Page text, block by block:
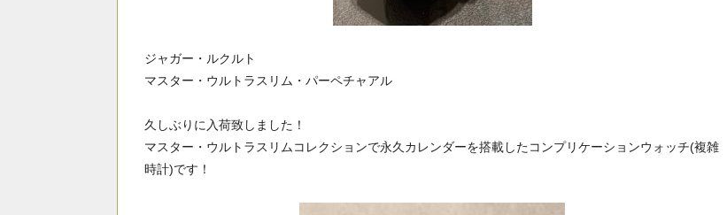
ジャガー・ルクルト
マスター・ウルトラスリム・パーペチャアル
久しぶりに入荷致しました！
マスター・ウルトラスリムコレクションで永久カレンダーを搭載したコンプリケーションウォッチ(複雑
時計)です！